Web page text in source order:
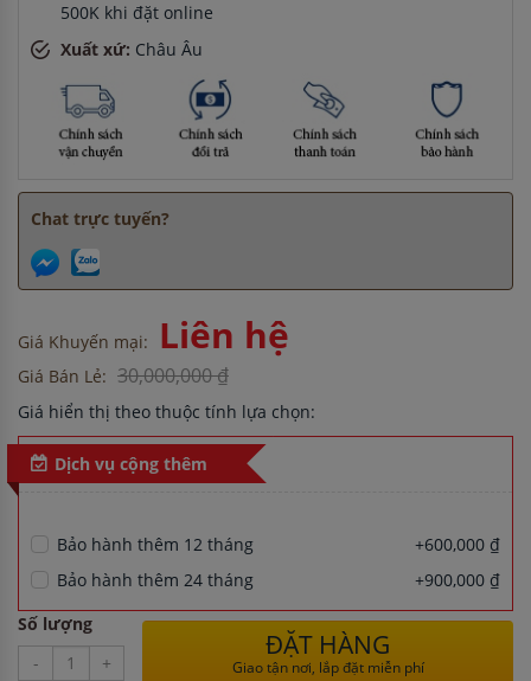
500K khi đặt online
Xuất xứ: Châu Âu
Chat trực tuyến?
Giá Khuyến mại: Liên hệ
Giá Bán Lẻ: 30,000,000 ₫
Giá hiển thị theo thuộc tính lựa chọn:
Dịch vụ cộng thêm
Bảo hành thêm 12 tháng
+600,000 ₫
Bảo hành thêm 24 tháng
+900,000 ₫
Số lượng
-
+
ĐẶT HÀNG
Giao tận nơi, lắp đặt miễn phí